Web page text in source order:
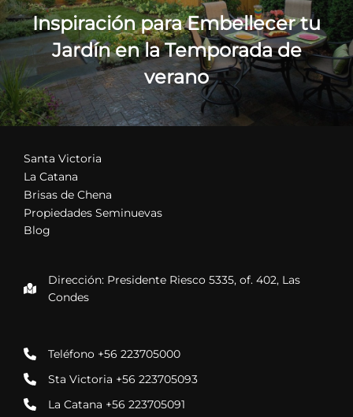
entradas
Inspiración para Embellecer tu
Jardín en la Temporada de
verano
Santa Victoria
La Catana
Brisas de Chena
Propiedades Seminuevas
Blog
Dirección: Presidente Riesco 5335, of. 402, Las
Condes
Teléfono +56 223705000
Sta Victoria +56 223705093
La Catana +56 223705091